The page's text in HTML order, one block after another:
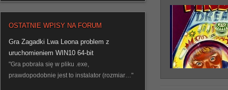
OSTATNIE WPISY NA FORUM
Gra Zagadki Lwa Leona problem z
uruchomieniem WIN10 64-bit
"Gra pobrała się w pliku .exe,
prawdopodobnie jest to instalator (rozmiar…"